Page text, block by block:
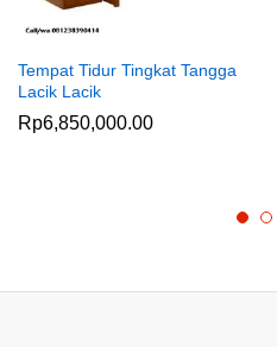
Tempat Tidur Tingkat Tangga
Lacik Lacik
Rp6,850,000.00